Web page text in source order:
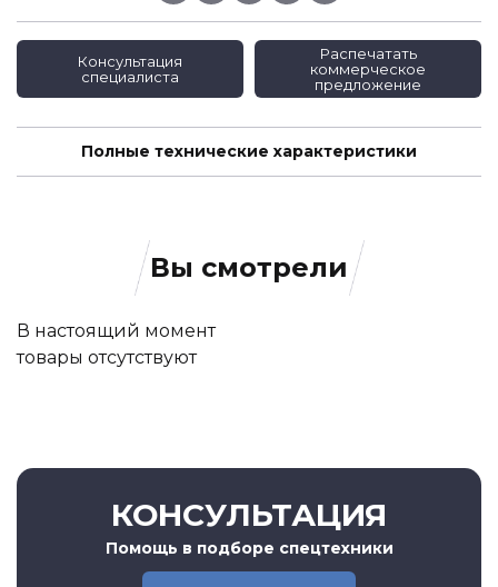
Консультация
специалиста
Распечатать
коммерческое
предложение
Полные технические характеристики
Вы смотрели
В настоящий момент
товары отсутствуют
КОНСУЛЬТАЦИЯ
Помощь в подборе спецтехники